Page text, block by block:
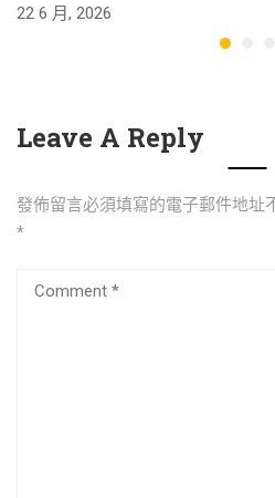
22 6 月, 2026
Leave A Reply
發佈留言必須填寫的電子郵件地址
*